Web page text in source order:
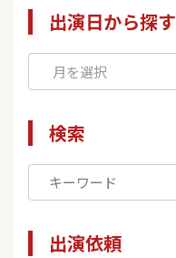
出演日から探す
検索
出演依頼